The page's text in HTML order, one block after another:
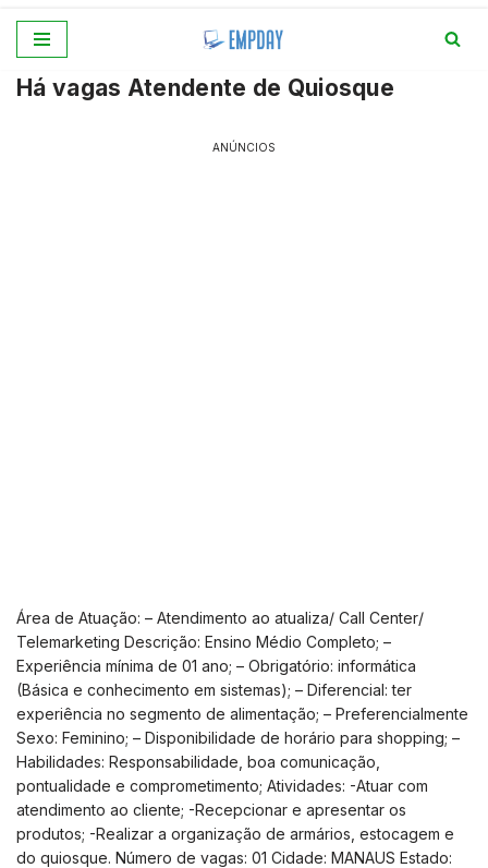
para
Há vagas Atendente de Quiosque
ANÚNCIOS
Área de Atuação: – Atendimento ao atualiza/ Call Center/
Telemarketing Descrição: Ensino Médio Completo; –
Experiência mínima de 01 ano; – Obrigatório: informática
(Básica e conhecimento em sistemas); – Diferencial: ter
experiência no segmento de alimentação; – Preferencialmente
Sexo: Feminino; – Disponibilidade de horário para shopping; –
Habilidades: Responsabilidade, boa comunicação,
pontualidade e comprometimento; Atividades: -Atuar com
atendimento ao cliente; -Recepcionar e apresentar os
produtos; -Realizar a organização de armários, estocagem e
do quiosque. Número de vagas: 01 Cidade: MANAUS Estado: